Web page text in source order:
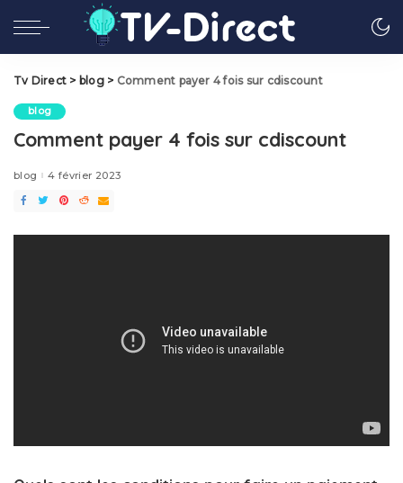
Tv Direct > blog> Comment payer 4 fois sur cdiscount
blog
Comment payer 4 fois sur cdiscount
blog 4 février 2023